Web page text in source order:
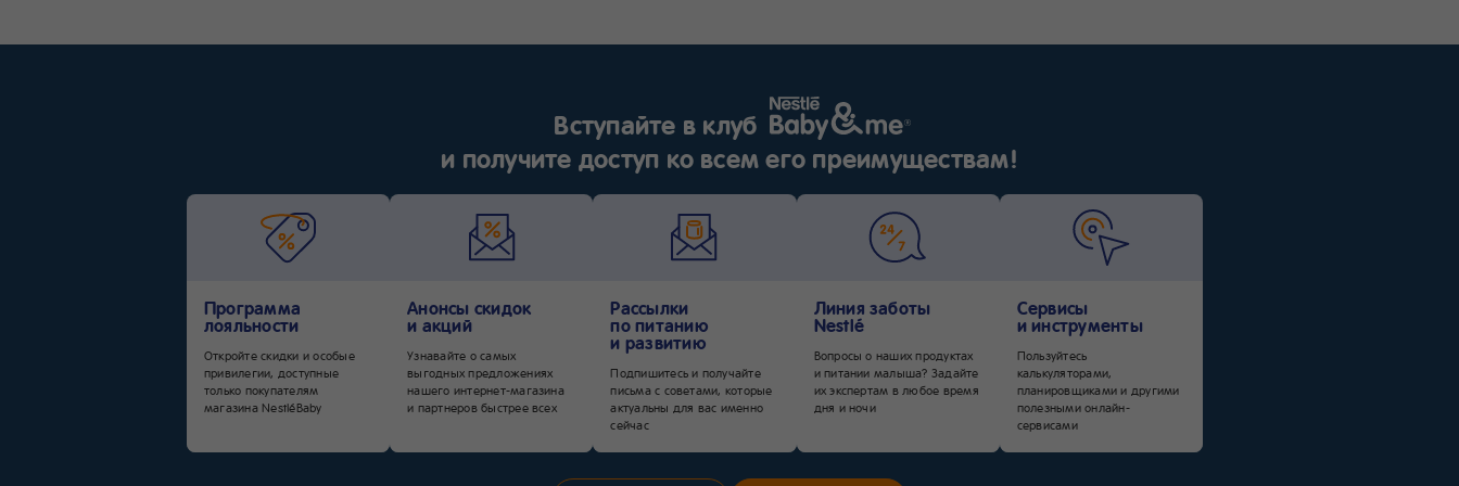
до появления. О правилах ухода
Вступайте в клуб
и получите доступ ко всем его преимуществам!
Программа
лояльности
Откройте скидки и особые
привилегии, доступные
только покупателям
магазина NestléBaby
Анонсы скидок
и акций
Узнавайте о самых
выгодных предложениях
нашего интернет-магазина
и партнеров быстрее всех
Рассылки
по питанию
и развитию
Подпишитесь и получайте
письма с советами, которые
актуальны для вас именно
сейчас
Линия заботы
Nestlé
Вопросы о наших продуктах
и питании малыша? Задайте
их экспертам в любое время
дня и ночи
Сервисы
и инструменты
Пользуйтесь
калькуляторами,
планировщиками и другими
полезными онлайн-
сервисами